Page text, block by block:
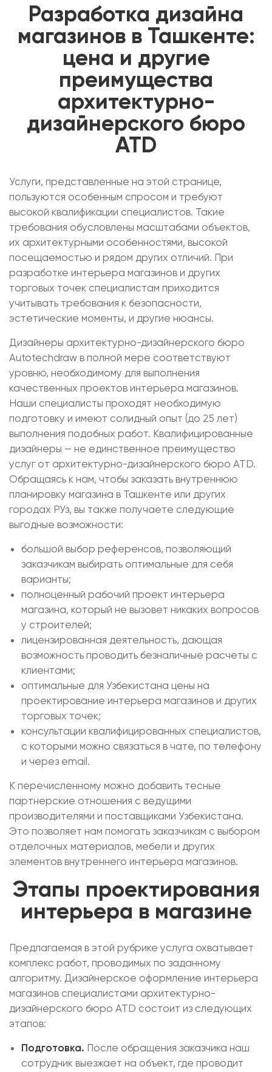
Разработка дизайна
магазинов в Ташкенте:
цена и другие
преимущества
архитектурно-
дизайнерского бюро
ATD
Услуги, представленные на этой странице,
пользуются особенным спросом и требуют
высокой квалификации специалистов. Такие
требования обусловлены масштабами объектов,
их архитектурными особенностями, высокой
посещаемостью и рядом других отличий. При
разработке интерьера магазинов и других
торговых точек специалистам приходится
учитывать требования к безопасности,
эстетические моменты, и другие нюансы.
Дизайнеры архитектурно-дизайнерского бюро
Autotechdraw в полной мере соответствуют
уровню, необходимому для выполнения
качественных проектов интерьера магазинов.
Наши специалисты проходят необходимую
подготовку и имеют солидный опыт (до 25 лет)
выполнения подобных работ. Квалифицированные
дизайнеры — не единственное преимущество
услуг от архитектурно-дизайнерского бюро ATD.
Обращаясь к нам, чтобы заказать внутреннюю
планировку магазина в Ташкенте или других
городах РУз, вы также получаете следующие
выгодные возможности:
большой выбор референсов, позволяющий
заказчикам выбирать оптимальные для себя
варианты;
полноценный рабочий проект интерьера
магазина, который не вызовет никаких вопросов
у строителей;
лицензированная деятельность, дающая
возможность проводить безналичные расчеты с
клиентами;
оптимальные для Узбекистана цены на
проектирование интерьера магазинов и других
торговых точек;
консультации квалифицированных специалистов,
с которыми можно связаться в чате, по телефону
и через email.
К перечисленному можно добавить тесные
партнерские отношения с ведущими
производителями и поставщиками Узбекистана.
Это позволяет нам помогать заказчикам с выбором
отделочных материалов, мебели и других
элементов внутреннего интерьера магазинов.
Этапы проектирования
интерьера в магазине
Предлагаемая в этой рубрике услуга охватывает
комплекс работ, проводимых по заданному
алгоритму. Дизайнерское оформление интерьера
магазинов специалистами архитектурно-
дизайнерского бюро ATD состоит из следующих
этапов:
Подготовка. После обращения заказчика наш
сотрудник выезжает на объект, где проводит